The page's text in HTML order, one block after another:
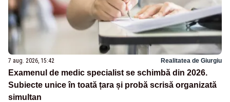
7 aug. 2026, 15:42 Realitatea de Giurgiu
Examenul de medic specialist se schimbă din 2026.
Subiecte unice în toată țara și probă scrisă organizată
simultan